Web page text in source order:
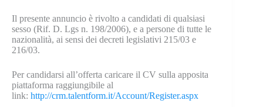
Il presente annuncio è rivolto a candidati di qualsiasi
sesso (Rif. D. Lgs n. 198/2006), e a persone di tutte le
nazionalità, ai sensi dei decreti legislativi 215/03 e
216/03.
Per candidarsi all’offerta caricare il CV sulla apposita
piattaforma raggiungibile al
link: http://crm.talentform.it/Account/Register.aspx